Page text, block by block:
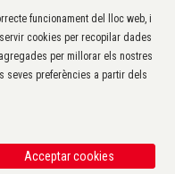
funcionament del lloc web, i
cookies per recopilar dades
per millorar els nostres
seves preferències a partir dels
Acceptar cookies